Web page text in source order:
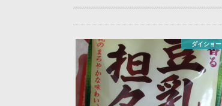
ダイショー